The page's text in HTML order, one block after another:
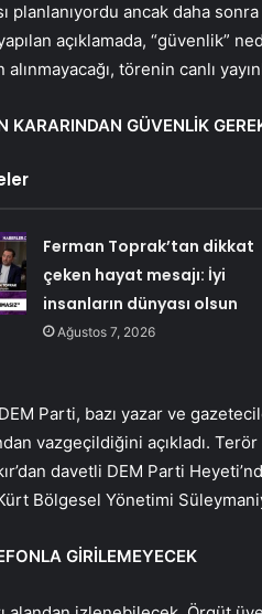
planlanıyordu ancak daha
açıklamada, “güvenlik”
törenin canlı
KARARINDAN GÜVENLİK
Ferman Toprak’tan dikkat
çeken hayat mesajı: İyi
insanların dünyası olsun
Ağustos 7, 2026
Parti, bazı yazar ve
vazgeçildiğini açıkladı.
davetli DEM Parti
Bölgesel Yönetimi
GİRİLEMEYECEK